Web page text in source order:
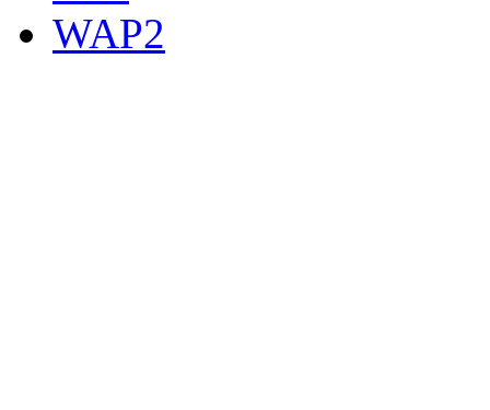
WAP2